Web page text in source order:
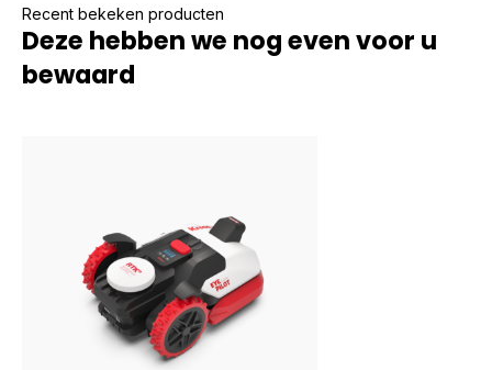
Recent bekeken producten
Deze hebben we nog even voor u
bewaard